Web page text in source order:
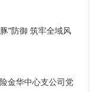
”防御 筑牢全域风
金华中心支公司党